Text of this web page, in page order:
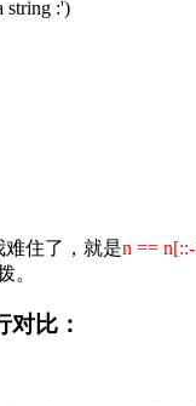
string :')
住了，就是n ==
。
比：